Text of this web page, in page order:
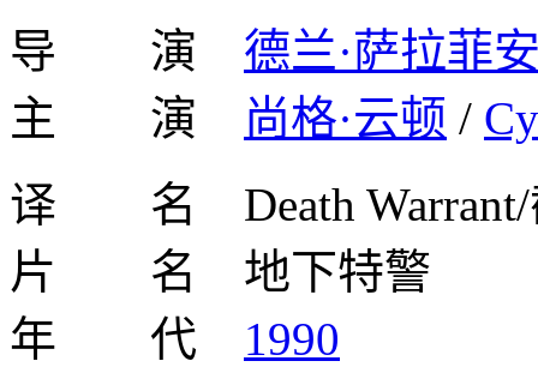
导 演 德兰·萨拉菲
主 演 尚格·云顿 /
译 名 Death Warrant/
片 名 地下特警
年 代 1990